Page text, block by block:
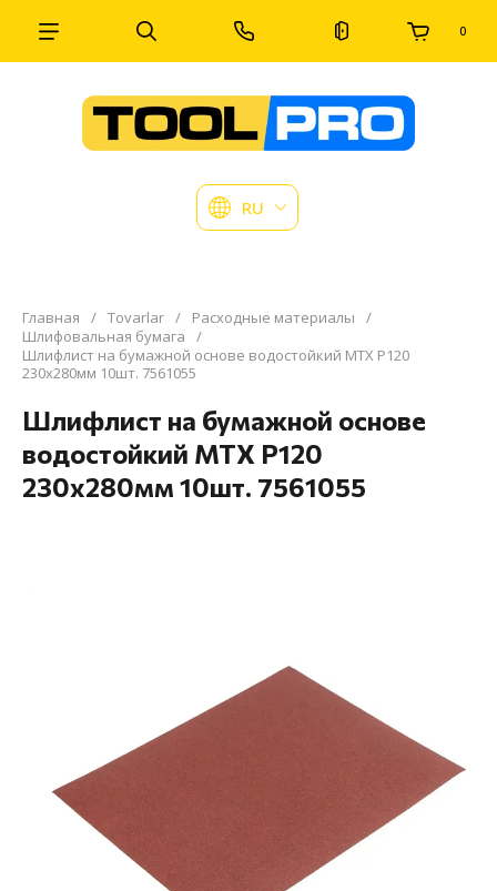
RU
0
Главная / Tovarlar / Расходные материалы
/
Шлифовальная бумага
/
Шлифлист на бумажной основе водостойкий MTX P120
230х280мм 10шт. 7561055
Шлифлист на бумажной основе
водостойкий MTX P120
230х280мм 10шт. 7561055